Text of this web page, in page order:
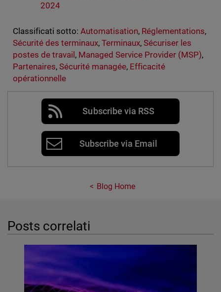
2024
Classificati sotto: Automatisation, Réglementations,
Sécurité des terminaux, Terminaux,Sécuriser les
postes de travail , Managed Service Provider (MSP),
Partenaires, Sécurité managée, Efficacité
opérationnelle
Subscribe via RSS
Subscribe via Email
Blog Home
Posts correlati